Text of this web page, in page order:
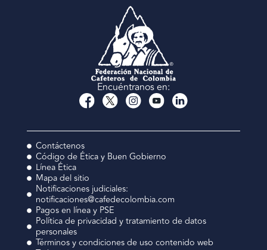
Encuéntranos en:
Contáctenos
Código de Ética y Buen Gobierno
Línea Ética
Mapa del sitio
Notificaciones judiciales:
notificaciones@cafedecolombia.com
Pagos en línea y PSE
Política de privacidad y tratamiento de datos
personales
Términos y condiciones de uso contenido web